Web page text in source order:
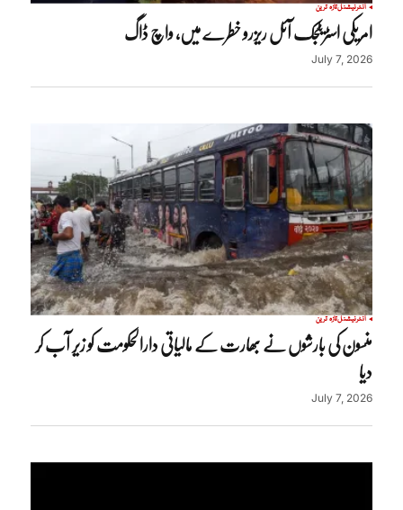
انٹرنیشنلتازہ ترین
امریکی اسٹریٹجک آئل ریزرو خطرے میں، واچ ڈاگ
July 7, 2026
انٹرنیشنلتازہ ترین
منسون کی بارشوں نے بھارت کے مالیاتی دارالحکومت کو زیر آب کر
دیا
July 7, 2026